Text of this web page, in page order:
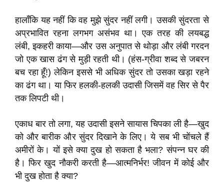
हालाँकि यह नहीं कि वह मुझे सुंदर नहीं लगी। उसकी सुंदरता से
अप्रभावित रहना लगभग असंभव था। एक तरह की लयबद्ध
लंबी, इकहरी काया—और उस अनुपात से थोड़ा और लंबी गरदन
जो एक खास ढंग से मुड़ी रहती थी। (हंस-ग्रीवा शब्द से जबरन
बच रहा हूँ!) लेकिन इससे भी अधिक सुंदर तो उसका खड़ा रहने
का ढंग था। या फिर हलकी-हलकी उदासी जिसमें वह सिर से पैर
तक लिपटी थी।
एकाध बार तो लगा, यह उदासी इसने सायास चिपका ली है—खुद
को और बारीक और सुंदर दिखाने के लिए। ये सब भी चोंचले हैं
अमीरों के। यों इसे क्या दुख हो सकता है भला? संपन्न घर की
है। फिर खुद नौकरी करती है—आत्मनिर्भर! जीवन में कोई और
भी दुख होता है क्या?